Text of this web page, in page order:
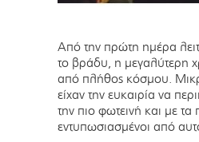
Από την πρώτη ημέρα
το βράδυ, η μεγαλύτερη
από πλήθος κόσμου.
είχαν την ευκαιρία να
την πιο φωτεινή και με
εντυπωσιασμένοι από